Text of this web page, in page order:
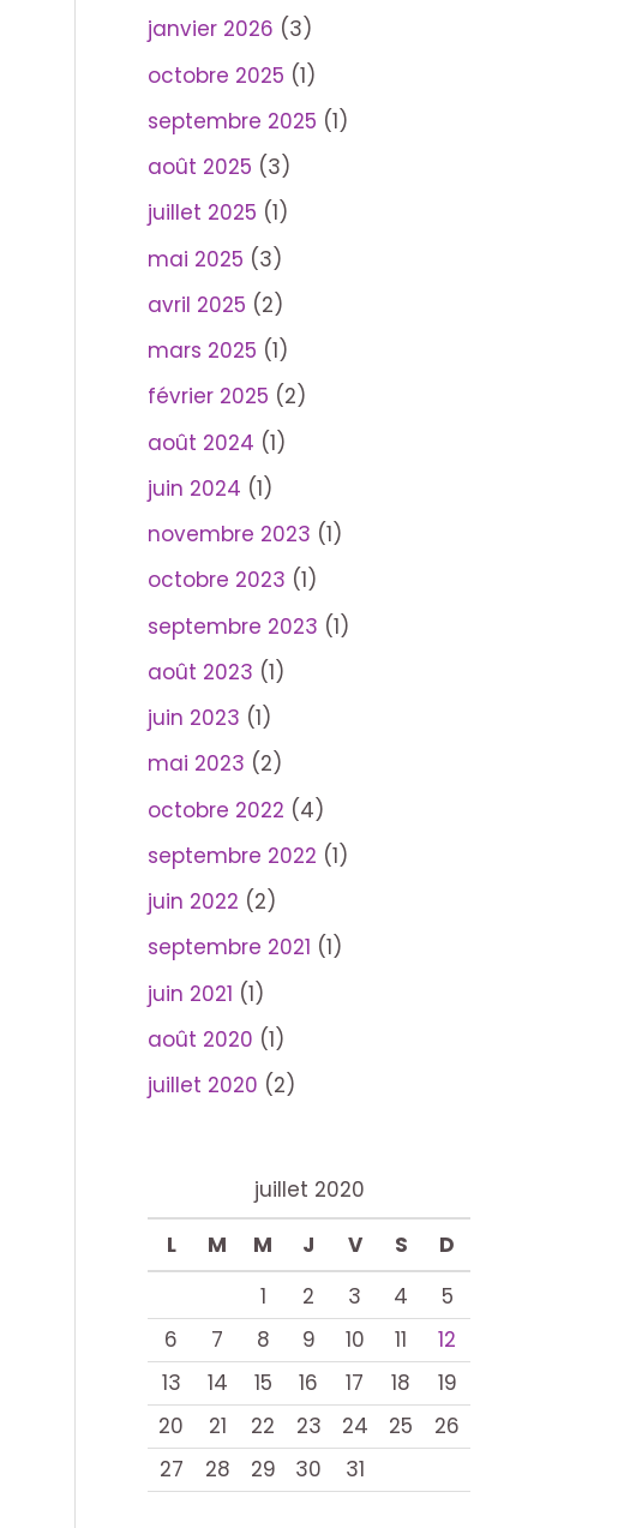
janvier 2026 (3)
octobre 2025 (1)
septembre 2025 (1)
août 2025 (3)
juillet 2025 (1)
mai 2025 (3)
avril 2025 (2)
mars 2025 (1)
février 2025 (2)
août 2024 (1)
juin 2024 (1)
novembre 2023 (1)
octobre 2023 (1)
septembre 2023 (1)
août 2023 (1)
juin 2023 (1)
mai 2023 (2)
octobre 2022 (4)
septembre 2022 (1)
juin 2022 (2)
septembre 2021 (1)
juin 2021 (1)
août 2020 (1)
juillet 2020 (2)
juillet 2020
L
M M J V S
D
1
2 3 4
5
6
7 8 9 10 11
12
13
14 15 16 17 18
19
20
21 22 23 24 25
26
27
28 29 30 31